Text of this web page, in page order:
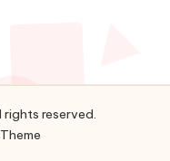
reserved.